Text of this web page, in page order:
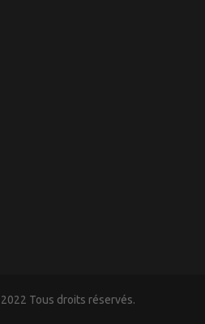
Tous droits réservés.